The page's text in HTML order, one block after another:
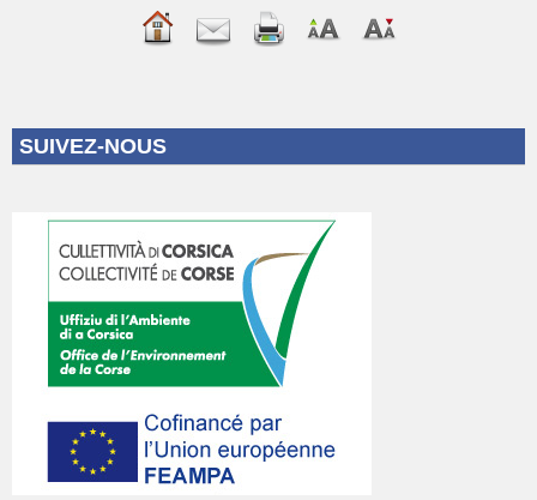
SUIVEZ-NOUS